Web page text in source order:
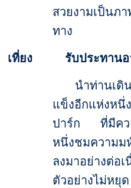
สวยงามเป็นภ
ทาง
เที่ยง รับประทานอา
นำท่านเดินท
แข็งอีกแห่งห
ปาร์ก ที่มีควา
หนึ่งชมความม
ลงมาอย่างต่อ
ตัวอย่างไม่หยุ